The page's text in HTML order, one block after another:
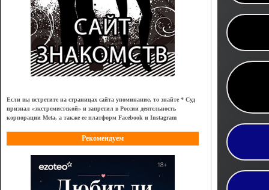
Если вы встретите на страницах сайта упоминание, то знайте * Суд
признал «экстремистской» и запретил в России деятельность
корпорации Meta, а также ее платформ Facebook и Instagram
Рекомендуем